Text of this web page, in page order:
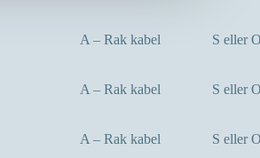
A – Rak kabel S eller O
A – Rak kabel S eller O
A – Rak kabel S eller O